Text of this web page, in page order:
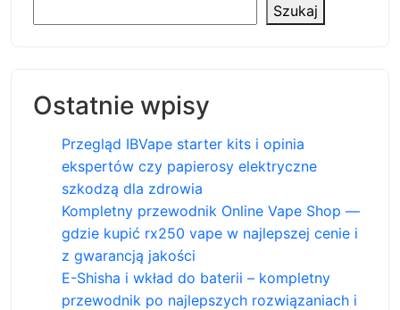
Szukaj
Ostatnie wpisy
Przegląd IBVape starter kits i opinia
ekspertów czy papierosy elektryczne
szkodzą dla zdrowia
Kompletny przewodnik Online Vape Shop —
gdzie kupić rx250 vape w najlepszej cenie i
z gwarancją jakości
E-Shisha i wkład do baterii – kompletny
przewodnik po najlepszych rozwiązaniach i